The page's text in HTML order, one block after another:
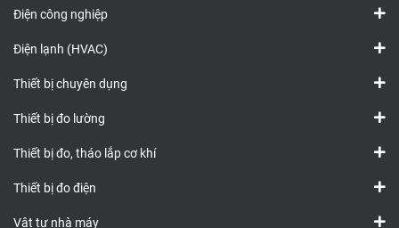
Điện công nghiệp
Điện lạnh (HVAC)
Thiết bị chuyên dụng
Thiết bị đo lường
Thiết bị đo, tháo lắp cơ khí
Thiết bị đo điện
Vật tư nhà máy